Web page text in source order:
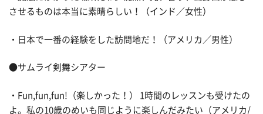
させるものは本当に素晴らしい！（インド／女性）
・日本で一番の経験をした訪問地だ！（アメリカ／男性）
●サムライ剣舞シアター
・Fun,fun,fun!（楽しかった！） 1時間のレッスンも受けたの
よ。私の10歳のめいも同じように楽しんだみたい（アメリカ/